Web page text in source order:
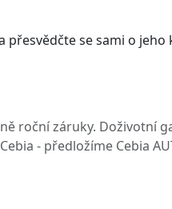
se sami o jeho
roční záruky. Doživotní
- předložíme Cebia